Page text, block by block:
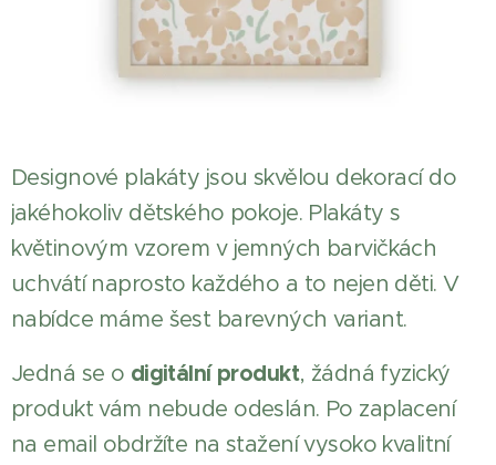
Designové plakáty jsou skvělou dekorací do
jakéhokoliv dětského pokoje. Plakáty s
květinovým vzorem v jemných barvičkách
uchvátí naprosto každého a to nejen děti. V
nabídce máme šest barevných variant.
Jedná se o digitální produkt, žádná fyzický
produkt vám nebude odeslán. Po zaplacení
na email obdržíte na stažení vysoko kvalitní